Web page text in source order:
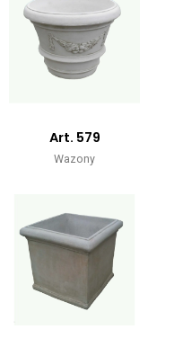
Art. 579
Wazony